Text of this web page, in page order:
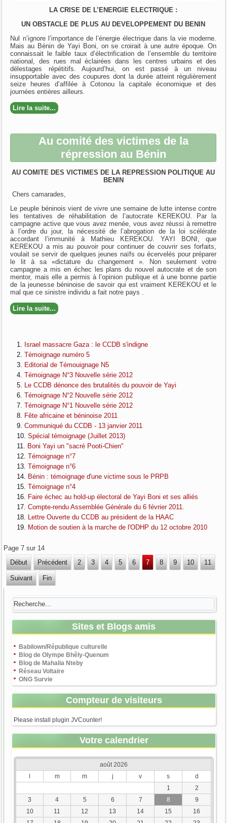
LA CRISE DE L’ENERGIE ELECTRIQUE :
UN OBSTACLE DE PLUS AU DEVELOPPEMENT DU BENIN
Nul n’ignore l’importance de l’énergie électrique dans la vie moderne.
Mais au Bénin de Yayi Boni, on se croirait à une autre époque. On
connaissait le faible taux d’électrification de l’ensemble du territoire
national, des rues mal éclairées dans les centres urbains et des
délestages répétitifs. Aujourd’hui, on est passé à un niveau
insupportable avec des coupures dont la durée atteint régulièrement
seize heures d’affilée à Cotonou la capitale économique et des
journées entières ailleurs.
Lire la suite...
Au comité des victimes de la
répression au Bénin
AU COMITE DES VICTIMES DE LA REPRESSION POLITIQUE AU
BENIN
Chers camarades,
Le peuple béninois vient de vivre une semaine de lutte intense contre
les tentatives de réhabilitation de l’autocrate KEREKOU. Par la
campagne active que vous avez menée, vous avez réussi à remettre
à l’ordre du jour, la nécessité de l’abrogation de la loi scélérate
accordant l’immunité à Mathieu KEREKOU. YAYI BONI, que
KEREKOU a mis au pouvoir pour continuer de couvrir ses forfaits,
voulait se servir de quelques jeunes naïfs ou écervelés pour préparer
le lit à sa «dictature du changement ». Non seulement votre
campagne a mis en échec les plans du nouvel autocrate et de son
mentor, mais elle a permis à l’opinion publique et à une bonne partie
de la jeunesse béninoise de savoir qui est vraiment KEREKOU et le
mal que ce sinistre individu a fait notre pays .
Lire la suite...
Israel massacre Gaza : le CCDB s'indigne
Témoignage numéro 5
Editorial de Témouignage N5
Témoignage N°3 Nouvelle série 2012
Le CCDB dénonce des brutalités du pouvoir de Yayi
Témoignage N°2 Nouvelle série 2012
Témoignage N°1 Nouvelle série 2012
Fête africaine et béninoise 2011
Communiqué du CCDB - 13 janvier 2011
Spécial témoignage (Juillet 2013)
Boni Yayi un "sacré Pooti-Chien"
Témoignage n°7
Témoignage n°6
Bénin : témoignage d'une victime sous le PRPB
Témoignage n°4
Faire échec au hold-up électoral de Yayi Boni et ses alliés
Compte-rendu Assemblée Générale du 6 février 2011.
Lettre Ouverte du CCDB au président de la HAAC
Motion de soutien à la marche de l'ODHP du 12 octobre 2010
Page 7 sur 14
Début
Précédent 2 3 4 5 6 7 8 9 10 11
Suivant Fin
Sites et Blogs amis
Babilown/République culturelle
Blog de Olympe Bhêly-Quenum
Blog de Mahalia Nteby
Réseau Voltaire
ONG Survie
Compteur de visiteurs
Please install plugin JVCounter!
Votre calendrier
août 2026
l
m m j v s
d
1
2
3
4 5 6 7 8
9
10
11 12 13 14 15
16